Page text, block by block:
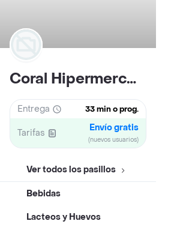
Coral Hipermercado
Entrega 33 min o prog.
Tarifas Envío gratis
(nuevos usuarios)
Ver todos los pasillos
Bebidas
Lacteos y Huevos